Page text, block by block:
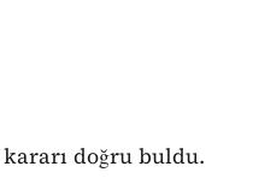
kararı doğru buldu.